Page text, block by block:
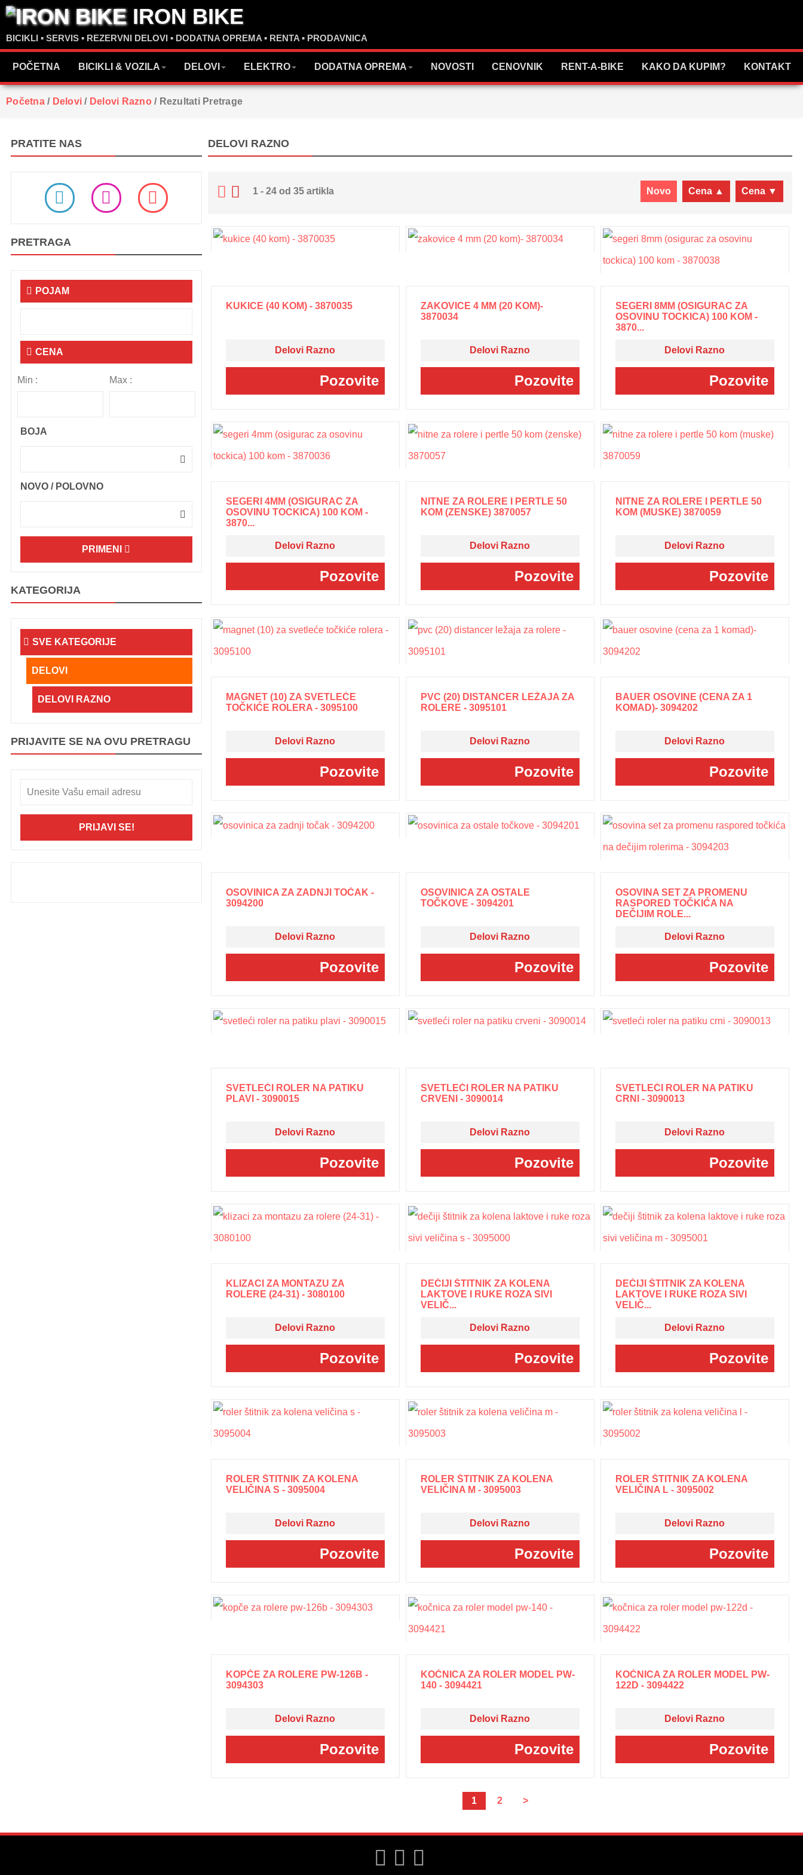
IRON BIKE
BICIKLI ▪ SERVIS ▪ REZERVNI DELOVI ▪ DODATNA OPREMA ▪ RENTA ▪ PRODAVNICA
POČETNA BICIKLI & VOZILA DELOVI ELEKTRO DODATNA OPREMA NOVOSTI CENOVNIK RENT-A-BIKE KAKO DA KUPIM? KONTAKT
Početna/ Delovi / Delovi Razno / Rezultati Pretrage
PRATITE NAS
PRETRAGA
POJAM
CENA
Min : Max :
BOJA
NOVO / POLOVNO
PRIMENI
KATEGORIJA
SVE KATEGORIJE
DELOVI
DELOVI RAZNO
PRIJAVITE SE NA OVU PRETRAGU
PRIJAVI SE!
DELOVI RAZNO
1 - 24 od 35 artikla Novo Cena ▲ Cena ▼
KUKICE (40 KOM) - 3870035
Delovi Razno
Pozovite
ZAKOVICE 4 MM (20 KOM)-
3870034
Delovi Razno
Pozovite
SEGERI 8MM (OSIGURAC ZA
OSOVINU TOCKICA) 100 KOM -
3870...
Delovi Razno
Pozovite
SEGERI 4MM (OSIGURAC ZA
OSOVINU TOCKICA) 100 KOM -
3870...
Delovi Razno
Pozovite
NITNE ZA ROLERE I PERTLE 50
KOM (ZENSKE) 3870057
Delovi Razno
Pozovite
NITNE ZA ROLERE I PERTLE 50
KOM (MUSKE) 3870059
Delovi Razno
Pozovite
MAGNET (10) ZA SVETLEĆE
TOČKIĆE ROLERA - 3095100
Delovi Razno
Pozovite
PVC (20) DISTANCER LEŽAJA ZA
ROLERE - 3095101
Delovi Razno
Pozovite
BAUER OSOVINE (CENA ZA 1
KOMAD)- 3094202
Delovi Razno
Pozovite
OSOVINICA ZA ZADNJI TOČAK -
3094200
Delovi Razno
Pozovite
OSOVINICA ZA OSTALE
TOČKOVE - 3094201
Delovi Razno
Pozovite
OSOVINA SET ZA PROMENU
RASPORED TOČKIĆA NA
DEČIJIM ROLE...
Delovi Razno
Pozovite
SVETLEĆI ROLER NA PATIKU
PLAVI - 3090015
Delovi Razno
Pozovite
SVETLEĆI ROLER NA PATIKU
CRVENI - 3090014
Delovi Razno
Pozovite
SVETLEĆI ROLER NA PATIKU
CRNI - 3090013
Delovi Razno
Pozovite
KLIZACI ZA MONTAZU ZA
ROLERE (24-31) - 3080100
Delovi Razno
Pozovite
DEČIJI ŠTITNIK ZA KOLENA
LAKTOVE I RUKE ROZA SIVI
VELIČ...
Delovi Razno
Pozovite
DEČIJI ŠTITNIK ZA KOLENA
LAKTOVE I RUKE ROZA SIVI
VELIČ...
Delovi Razno
Pozovite
ROLER ŠTITNIK ZA KOLENA
VELIČINA S - 3095004
Delovi Razno
Pozovite
ROLER ŠTITNIK ZA KOLENA
VELIČINA M - 3095003
Delovi Razno
Pozovite
ROLER ŠTITNIK ZA KOLENA
VELIČINA L - 3095002
Delovi Razno
Pozovite
KOPČE ZA ROLERE PW-126B -
3094303
Delovi Razno
Pozovite
KOČNICA ZA ROLER MODEL PW-
140 - 3094421
Delovi Razno
Pozovite
KOČNICA ZA ROLER MODEL PW-
122D - 3094422
Delovi Razno
Pozovite
1 2 >